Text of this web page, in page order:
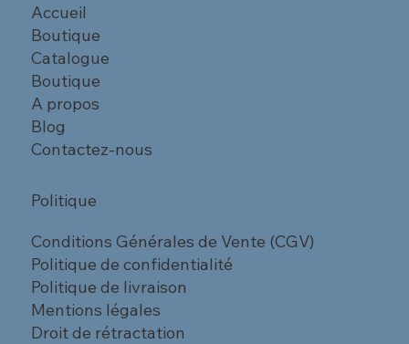
Accueil
Boutique
Catalogue
Boutique
A propos
Blog
Contactez-nous
Politique
Conditions Générales de Vente (CGV)
Politique de confidentialité
Politique de livraison
Mentions légales
Droit de rétractation